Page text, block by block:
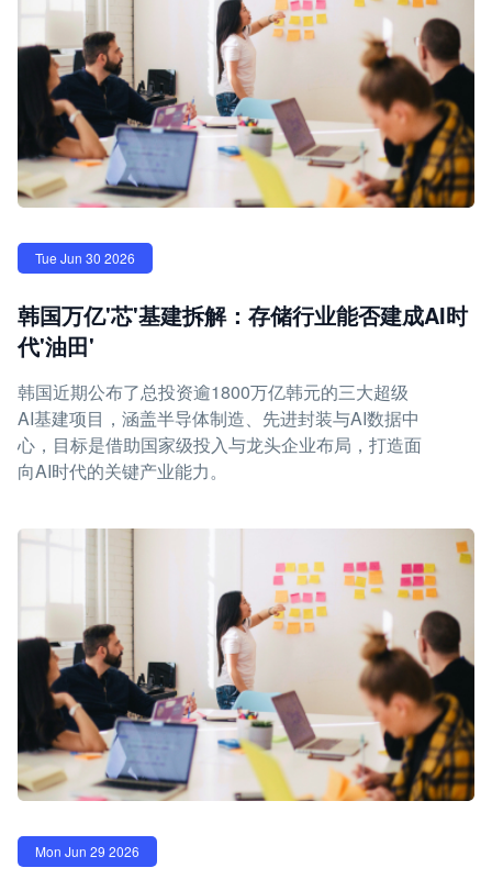
Tue Jun 30 2026
韩国万亿'芯'基建拆解：存储行业能否建成AI时
代'油田'
韩国近期公布了总投资逾1800万亿韩元的三大超级
AI基建项目，涵盖半导体制造、先进封装与AI数据中
心，目标是借助国家级投入与龙头企业布局，打造面
向AI时代的关键产业能力。
Mon Jun 29 2026